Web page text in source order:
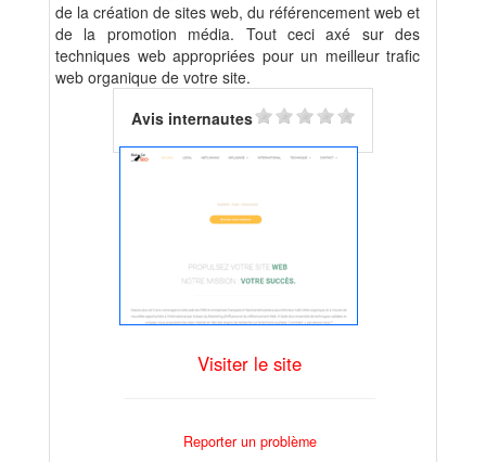
de la création de sites web, du référencement web et
de la promotion média. Tout ceci axé sur des
techniques web appropriées pour un meilleur trafic
web organique de votre site.
Avis internautes
Visiter le site
Reporter un problème